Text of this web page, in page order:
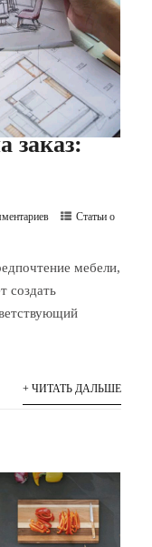
заказ:
Статьи о
мебели,
создать
+ ЧИТАТЬ ДАЛЬШЕ